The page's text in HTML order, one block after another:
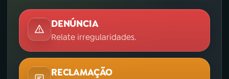
DENÚNCIA
Relate irregularidades.
RECLAMAÇÃO